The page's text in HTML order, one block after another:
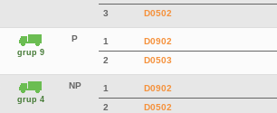
3
D0502
grup 9
P 1
D0902
2
D0503
grup 4
NP 1
D0902
2
D0502